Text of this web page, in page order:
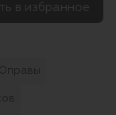
в избранное
Оправы